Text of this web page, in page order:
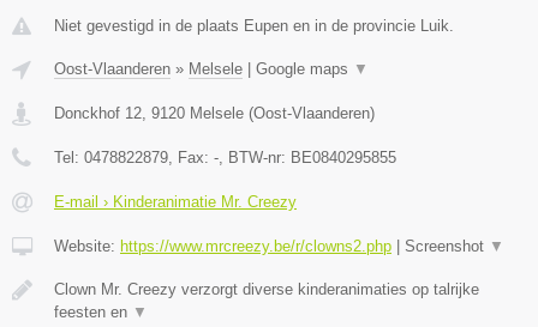
Niet gevestigd in de plaats Eupen en in de provincie Luik.
Oost-Vlaanderen » Melsele Google maps ▼
Donckhof 12, 9120 Melsele (Oost-Vlaanderen)
Tel: 0478822879, Fax: -, BTW-nr: BE0840295855
E-mail › Kinderanimatie Mr. Creezy
Website: https://www.mrcreezy.be/r/clowns2.php Screenshot ▼
Clown Mr. Creezy verzorgt diverse kinderanimaties op talrijke
feesten en ▼